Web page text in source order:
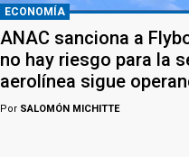
ECONOMÍA
ANAC sanciona a
no hay riesgo para la
aerolínea sigue
Por SALOMÓN MICHITTE